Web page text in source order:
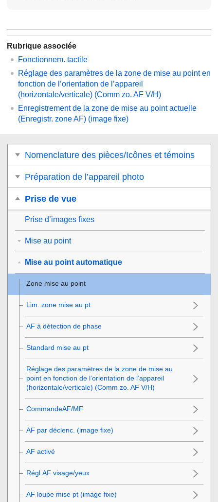
Rubrique associée
Fonctionnem. tactile
Réglage des paramètres de la zone de mise au point en
fonction de l’orientation de l’appareil
(horizontale/verticale) (Comm zo. AF V/H)
Enregistrement de la zone de mise au point actuelle
(Enregistr. zone AF) (image fixe)
Nomenclature des pièces/Icônes et témoins
Préparation de l’appareil photo
Prise de vue
Prise d’images fixes
Mise au point
Mise au point automatique
Zone mise au point
Lim. zone mise au pt
AF à détection de phase
Standard mise au pt
Réglage des paramètres de la zone de mise au
point en fonction de l’orientation de l’appareil
(horizontale/verticale) (Comm zo. AF V/H)
CommandeAF/MF
AF par déclenc. (image fixe)
AF activé
Régl.AF visage/yeux
AF loupe mise pt (image fixe)